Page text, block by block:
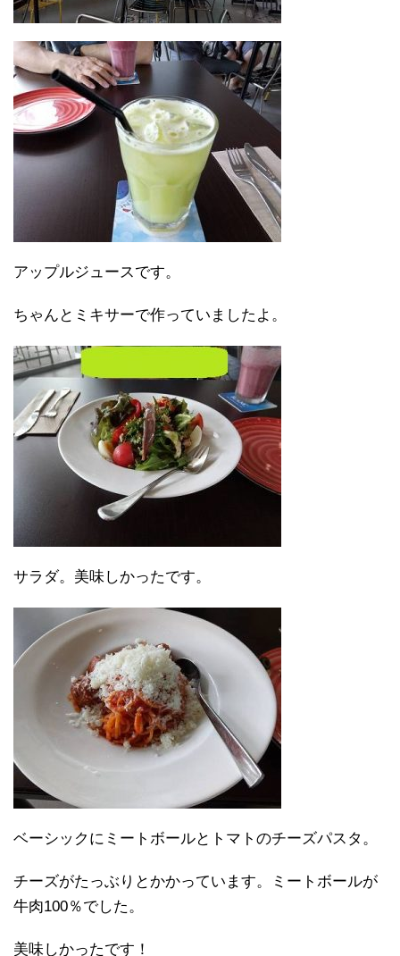
アップルジュースです。
ちゃんとミキサーで作っていましたよ。
サラダ。美味しかったです。
ベーシックにミートボールとトマトのチーズパスタ。
チーズがたっぶりとかかっています。ミートボールが
牛肉100％でした。
美味しかったです！